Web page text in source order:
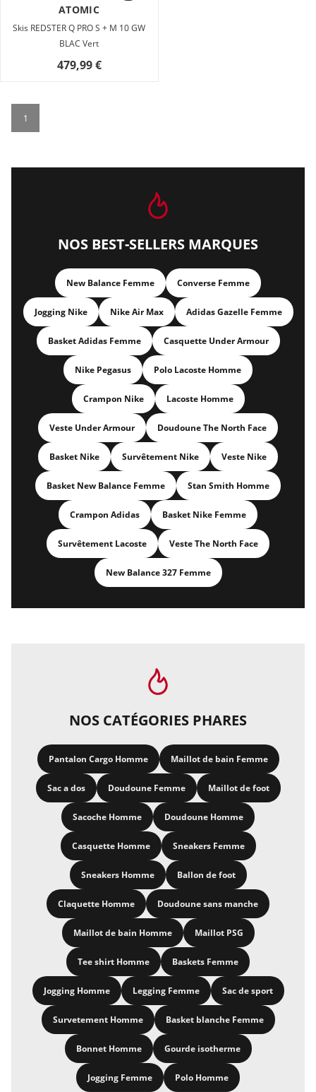
ATOMIC
Skis REDSTER Q PRO S + M 10 GW
BLAC Vert
479,99 €
1
NOS BEST-SELLERS MARQUES
New Balance Femme Converse Femme
Jogging Nike Nike Air Max Adidas Gazelle Femme
Basket Adidas Femme Casquette Under Armour
Nike Pegasus Polo Lacoste Homme
Crampon Nike Lacoste Homme
Veste Under Armour Doudoune The North Face
Basket Nike Survêtement Nike Veste Nike
Basket New Balance Femme Stan Smith Homme
Crampon Adidas Basket Nike Femme
Survêtement Lacoste Veste The North Face
New Balance 327 Femme
NOS CATÉGORIES PHARES
Pantalon Cargo Homme Maillot de bain Femme
Sac a dos Doudoune Femme Maillot de foot
Sacoche Homme Doudoune Homme
Casquette Homme Sneakers Femme
Sneakers Homme Ballon de foot
Claquette Homme Doudoune sans manche
Maillot de bain Homme Maillot PSG
Tee shirt Homme Baskets Femme
Jogging Homme Legging Femme Sac de sport
Survetement Homme Basket blanche Femme
Bonnet Homme Gourde isotherme
Jogging Femme Polo Homme